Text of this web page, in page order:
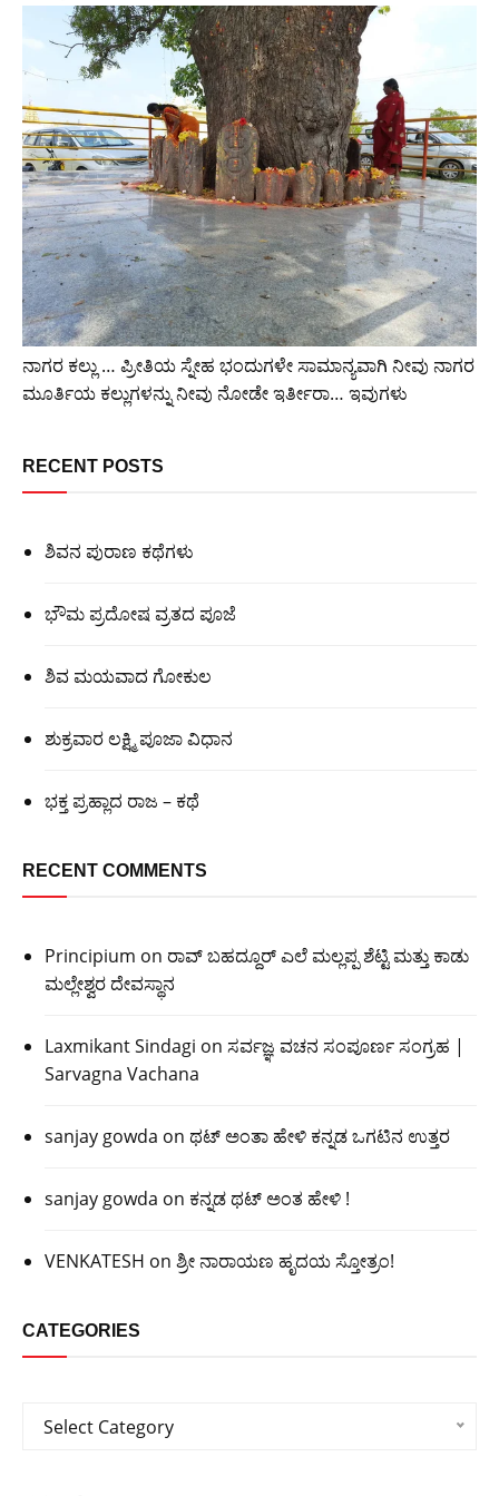
ನಾಗರ ಕಲ್ಲು … ಪ್ರೀತಿಯ ಸ್ನೇಹ ಭಂದುಗಳೇ ಸಾಮಾನ್ಯವಾಗಿ ನೀವು ನಾಗರ
ಮೂರ್ತಿಯ ಕಲ್ಲುಗಳನ್ನು ನೀವು ನೋಡೇ ಇರ್ತೀರಾ… ಇವುಗಳು
RECENT POSTS
ಶಿವನ ಪುರಾಣ ಕಥೆಗಳು
ಭೌಮ ಪ್ರದೋಷ ವ್ರತದ ಪೂಜೆ
ಶಿವ ಮಯವಾದ ಗೋಕುಲ
ಶುಕ್ರವಾರ ಲಕ್ಷ್ಮಿ ಪೂಜಾ ವಿಧಾನ
ಭಕ್ತ ಪ್ರಹ್ಲಾದ ರಾಜ – ಕಥೆ
RECENT COMMENTS
Principium on ರಾವ್ ಬಹದ್ದೂರ್ ಎಲೆ ಮಲ್ಲಪ್ಪ ಶೆಟ್ಟಿ ಮತ್ತು ಕಾಡು
ಮಲ್ಲೇಶ್ವರ ದೇವಸ್ಥಾನ
Laxmikant Sindagi on ಸರ್ವಜ್ಞ ವಚನ ಸಂಪೂರ್ಣ ಸಂಗ್ರಹ |
Sarvagna Vachana
sanjay gowda on ಥಟ್ ಅಂತಾ ಹೇಳಿ ಕನ್ನಡ ಒಗಟಿನ ಉತ್ತರ
sanjay gowda on ಕನ್ನಡ ಥಟ್ ಅಂತ ಹೇಳಿ !
VENKATESH on ಶ್ರೀ ನಾರಾಯಣ ಹೃದಯ ಸ್ತೋತ್ರಂ!
CATEGORIES
Categories
Select Category